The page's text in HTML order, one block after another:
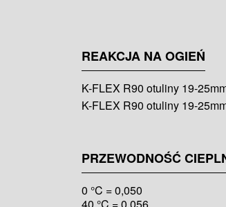
REAKCJA NA OGIEŃ
K-FLEX R90 otuliny 19-
K-FLEX R90 otuliny 19-
PRZEWODNOŚĆ
0 °C = 0,050
40 °C = 0,056